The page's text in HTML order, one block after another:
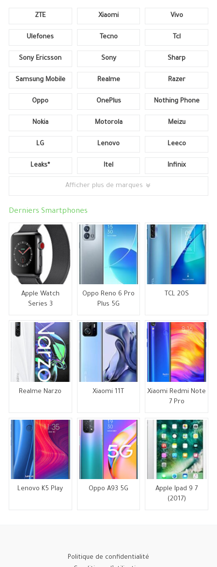
ZTE Xiaomi Vivo
Ulefones Tecno Tcl
Sony Ericsson Sony Sharp
Samsung Mobile Realme Razer
Oppo OnePlus Nothing Phone
Nokia Motorola Meizu
LG Lenovo Leeco
Leaks* Itel Infinix
Afficher plus de marques
Derniers Smartphones
Apple Watch
Series 3
Oppo Reno 6 Pro
Plus 5G
TCL 20S
Realme Narzo Xiaomi 11T
Xiaomi Redmi Note
7 Pro
Lenovo K5 Play Oppo A93 5G
Apple Ipad 9 7
(2017)
Politique de confidentialité